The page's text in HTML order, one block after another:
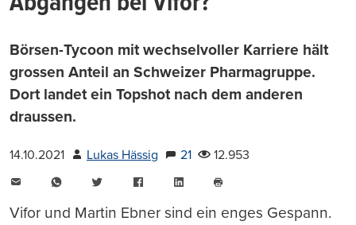
Börsen-Tycoon mit wechselvoller Karriere hält
grossen Anteil an Schweizer Pharmagruppe.
Dort landet ein Topshot nach dem anderen
draussen.
14.10.2021 Lukas Hässig 21
12.953
WhatsAppTwitter FacebookLinkedIn
Vifor und Martin Ebner sind ein enges Gespann.